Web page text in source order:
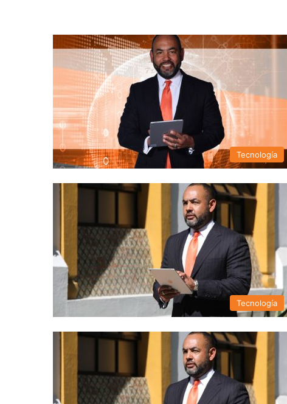
Tecnología
Tecnología